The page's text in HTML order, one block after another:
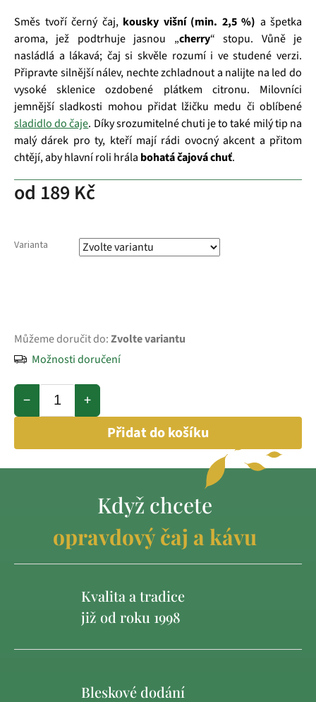
od 189 Kč
Varianta
Můžeme doručit do:Zvolte variantu
Možnosti doručení
+
−
Přidat do košíku
Směs tvoří černý čaj, kousky višní (min. 2,5 %) a špetka
aroma, jež podtrhuje jasnou „cherry“ stopu. Vůně je
nasládlá a lákavá; čaj si skvěle rozumí i ve studené verzi.
Připravte silnější nálev, nechte zchladnout a nalijte na led do
vysoké sklenice ozdobené plátkem citronu. Milovníci
jemnější sladkosti mohou přidat lžičku medu či oblíbené
sladidlo do čaje. Díky srozumitelné chuti je to také milý tip na
malý dárek pro ty, kteří mají rádi ovocný akcent a přitom
chtějí, aby hlavní roli hrála bohatá čajová chuť.
Když chcete
opravdový čaj a kávu
Kvalita a tradice
již od roku 1998
Bleskové dodání